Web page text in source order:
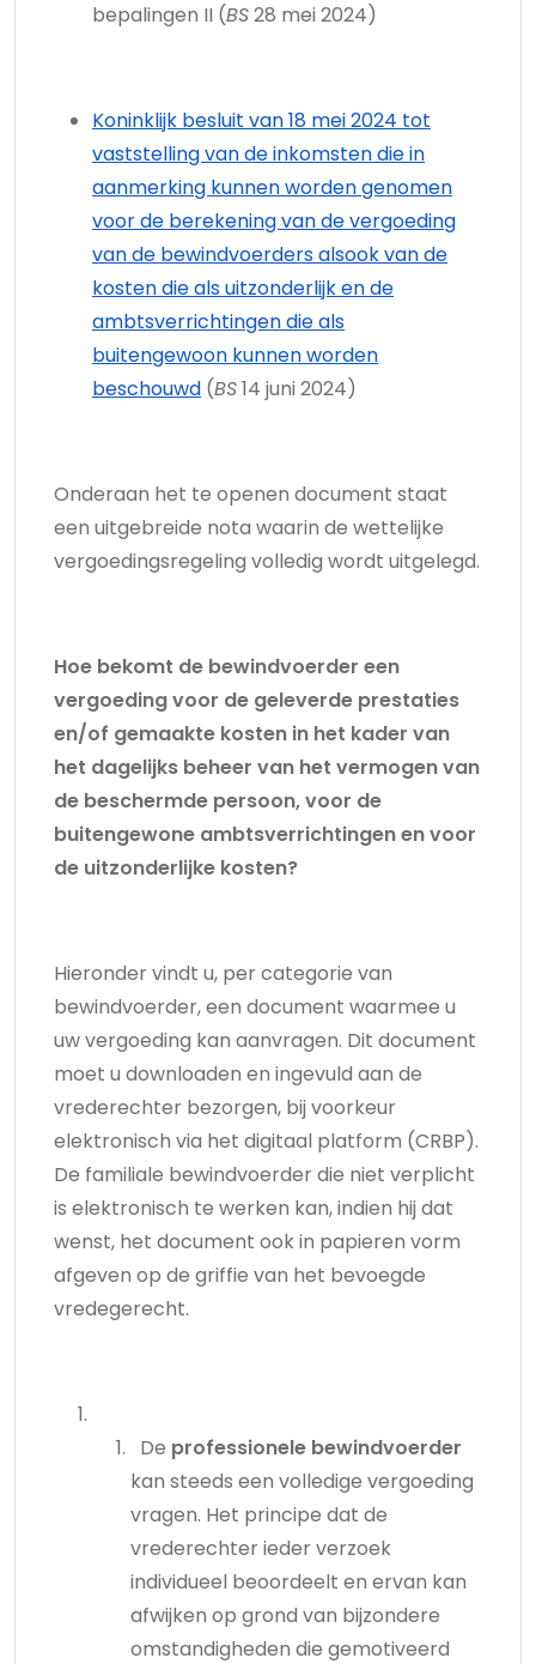
bepalingen II (BS28 mei 2024)
Koninklijk besluit van 18 mei 2024 tot
vaststelling van de inkomsten die in
aanmerking kunnen worden genomen
voor de berekening van de vergoeding
van de bewindvoerders alsook van de
kosten die als uitzonderlijk en de
ambtsverrichtingen die als
buitengewoon kunnen worden
beschouwd (BS14 juni 2024)
Onderaan het te openen document staat
een uitgebreide nota waarin de wettelijke
vergoedingsregeling volledig wordt uitgelegd.
Hoe bekomt de bewindvoerder een
vergoeding voor de geleverde prestaties
en/of gemaakte kosten in het kader van
het dagelijks beheer van het vermogen van
de beschermde persoon, voor de
buitengewone ambtsverrichtingen en voor
de uitzonderlijke kosten?
Hieronder vindt u, per categorie van
bewindvoerder, een document waarmee u
uw vergoeding kan aanvragen. Dit document
moet u downloaden en ingevuld aan de
vrederechter bezorgen, bij voorkeur
elektronisch via het digitaal platform (CRBP).
De familiale bewindvoerder die niet verplicht
is elektronisch te werken kan, indien hij dat
wenst, het document ook in papieren vorm
afgeven op de griffie van het bevoegde
vredegerecht.
De professionele bewindvoerder
kan steeds een volledige vergoeding
vragen. Het principe dat de
vrederechter ieder verzoek
individueel beoordeelt en ervan kan
afwijken op grond van bijzondere
omstandigheden die gemotiveerd